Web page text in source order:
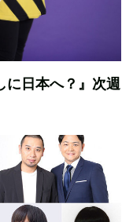
に日本へ？』次週